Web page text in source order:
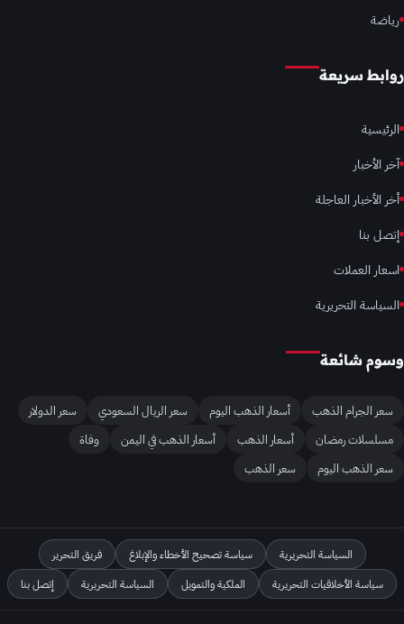
رياضة
روابط سريعة
الرئيسية
آخر الأخبار
أخر الأخبار العاجلة
إتصل بنا
اسعار العملات
السياسة التحريرية
وسوم شائعة
سعر الجرام الذهب أسعار الذهب اليوم سعر الريال السعودي
سعر الدولار
مسلسلات رمضان
أسعار الذهب أسعار الذهب في اليمن
وفاة
سعر الذهب اليوم
سعر الذهب
السياسة التحريرية سياسة تصحيح الأخطاء والإبلاغ
فريق التحرير
سياسة الأخلاقيات التحريرية
الملكية والتمويل السياسة التحريرية إتصل بنا